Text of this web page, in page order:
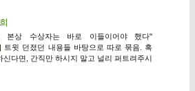
본상 수상자는 바로 이들이어야 했다"
윗 던졌던 내용들 바탕으로 따로 묶음. 혹
신다면, 간직만 하시지 말고 널리 퍼트려주시